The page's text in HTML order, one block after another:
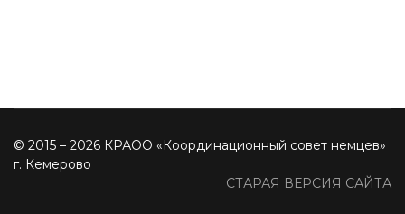
© 2015 – 2026 КРАОО «Координационный совет немцев»
г. Кемерово
СТАРАЯ ВЕРСИЯ САЙТА